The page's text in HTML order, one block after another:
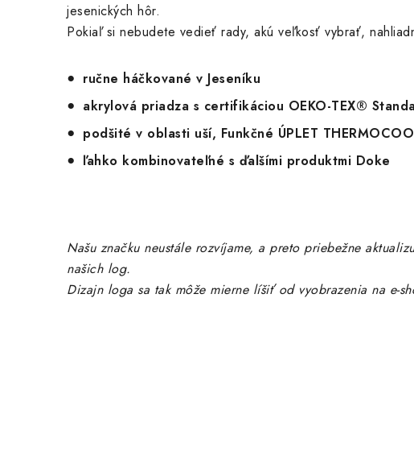
jesenických hôr.
Pokiaľ si nebudete vedieť rady, akú veľkosť vybrať,
ručne háčkované v Jeseníku
akrylová priadza s certifikáciou OEKO-TEX®
podšité v oblasti uší, Funkčné ÚPLET
ľahko kombinovateľné s ďalšími produktmi Doke
Našu značku neustále rozvíjame, a preto priebežne
našich log.
Dizajn loga sa tak môže mierne líšiť od vyobrazenia na e-